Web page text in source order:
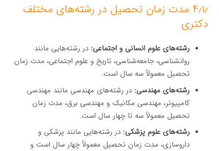
۴٫۱٫ مدت زمان تحصیل در رشته‌های مختلف
دکتری
رشته‌های علوم انسانی و اجتماعی: در رشته‌هایی مانند
روانشناسی، جامعه‌شناسی، تاریخ و علوم اجتماعی، مدت زمان
تحصیل معمولاً سه سال است.
رشته‌های مهندسی: در رشته‌های مهندسی مانند مهندسی
کامپیوتر، مهندسی مکانیک و مهندسی برق، مدت زمان
تحصیل معمولاً سه تا چهار سال است.
رشته‌های علوم پزشکی: در رشته‌هایی مانند پزشکی و
داروسازی، مدت زمان تحصیل معمولاً چهار سال است و